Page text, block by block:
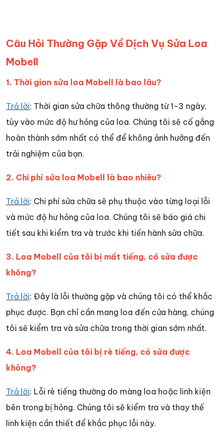
Câu Hỏi Thường Gặp Về Dịch Vụ Sửa Loa
Mobell
1. Thời gian sửa loa Mobell là bao lâu?
Trả lời: Thời gian sửa chữa thông thường từ 1-3 ngày,
tùy vào mức độ hư hỏng của loa. Chúng tôi sẽ cố gắng
hoàn thành sớm nhất có thể để không ảnh hưởng đến
trải nghiệm của bạn.
2. Chi phí sửa loa Mobell là bao nhiêu?
Trả lời: Chi phí sửa chữa sẽ phụ thuộc vào từng loại lỗi
và mức độ hư hỏng của loa. Chúng tôi sẽ báo giá chi
tiết sau khi kiểm tra và trước khi tiến hành sửa chữa.
3. Loa Mobell của tôi bị mất tiếng, có sửa được
không?
Trả lời: Đây là lỗi thường gặp và chúng tôi có thể khắc
phục được. Bạn chỉ cần mang loa đến cửa hàng, chúng
tôi sẽ kiểm tra và sửa chữa trong thời gian sớm nhất.
4. Loa Mobell của tôi bị rè tiếng, có sửa được
không?
Trả lời: Lỗi rè tiếng thường do màng loa hoặc linh kiện
bên trong bị hỏng. Chúng tôi sẽ kiểm tra và thay thế
linh kiện cần thiết để khắc phục lỗi này.